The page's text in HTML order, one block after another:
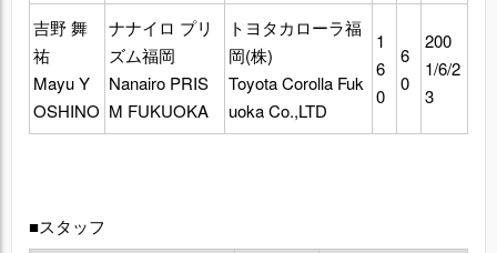
吉野 舞
祐
Mayu Y
OSHINO
ナナイロ プリ
ズム福岡
Nanairo PRIS
M FUKUOKA
トヨタカローラ福
岡(株)
Toyota Corolla Fuk
uoka Co.,LTD
1
6
0
6
0
200
1/6/2
3
■スタッフ